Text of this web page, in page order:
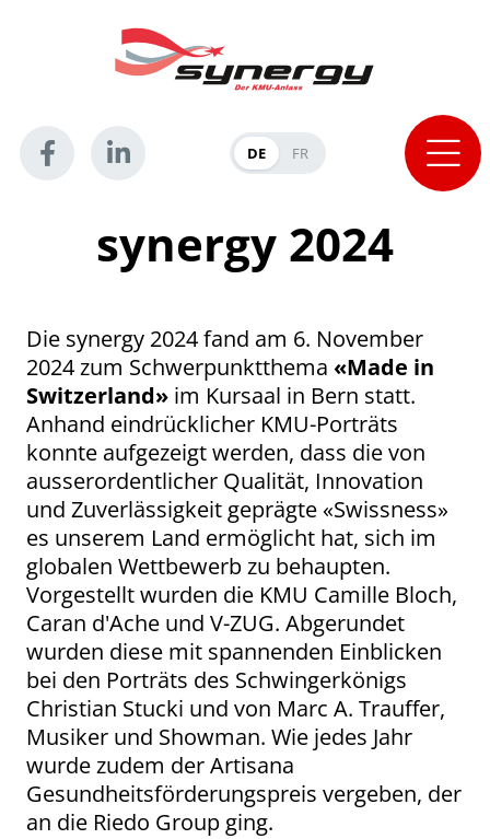
DE FR
synergy 2024
Die synergy 2024 fand am 6. November
2024 zum Schwerpunktthema «Made in
Switzerland» im Kursaal in Bern statt.
Anhand eindrücklicher KMU-Porträts
konnte aufgezeigt werden, dass die von
ausserordentlicher Qualität, Innovation
und Zuverlässigkeit geprägte «Swissness»
es unserem Land ermöglicht hat, sich im
globalen Wettbewerb zu behaupten.
Vorgestellt wurden die KMU Camille Bloch,
Caran d'Ache und V-ZUG. Abgerundet
wurden diese mit spannenden Einblicken
bei den Porträts des Schwingerkönigs
Christian Stucki und von Marc A. Trauffer,
Musiker und Showman. Wie jedes Jahr
wurde zudem der Artisana
Gesundheitsförderungspreis vergeben, der
an die Riedo Group ging.